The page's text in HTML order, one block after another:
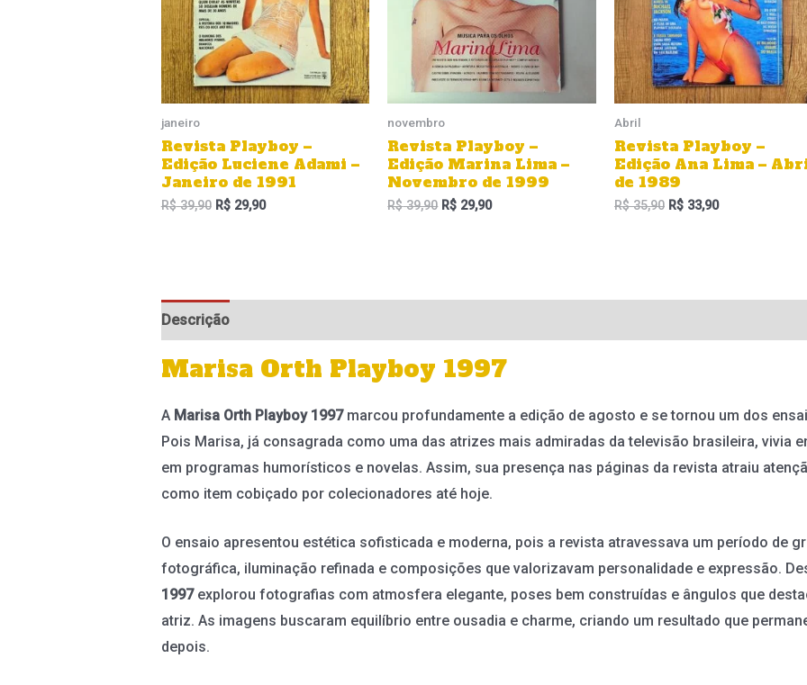
janeiro
Revista Playboy –
Edição Luciene Adami –
Janeiro de 1991
R$39,90 R$29,90
novembro
Revista Playboy –
Edição Marina Lima –
Novembro de 1999
R$39,90 R$ 29,90
Abril
Revista Playboy –
Edição Ana Lima –
de 1989
R$35,90 R$ 33,90
Descrição
Marisa Orth Playboy 1997
A Marisa Orth Playboy 1997marcou profundamente a edição de agosto e se tornou um dos
Pois Marisa, já consagrada como uma das atrizes mais admiradas da televisão brasileira, vivia
em programas humorísticos e novelas. Assim, sua presença nas páginas da revista atraiu
como item cobiçado por colecionadores até hoje.
O ensaio apresentou estética sofisticada e moderna, pois a revista atravessava um período de
fotográfica, iluminação refinada e composições que valorizavam personalidade e expressão.
1997explorou fotografias com atmosfera elegante, poses bem construídas e ângulos que
atriz. As imagens buscaram equilíbrio entre ousadia e charme, criando um resultado que
depois.